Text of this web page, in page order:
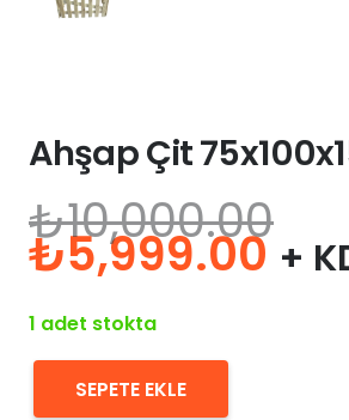
Ahşap Çit
₺10,000.00
Orijinal
fiyat:
₺10,000.00.
₺5,999.00Şu
+
1 adet stokta
Ahşap
SEPETE EKLE